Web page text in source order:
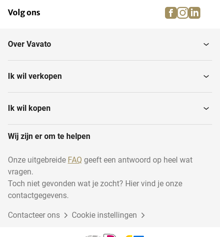
Koelvitrines IJsblokjesmachines
Overige ovens en
Magnetrons
Combisteamers
Heteluchtovens Conventionele ovens
Volg ons facebook
Over Vavato
Ik wil verkopen
Ik wil kopen
Wij zijn er om te helpen
Onze uitgebreide FAQ geeft een antwoord op heel wat
vragen.
Toch niet gevonden wat je zocht? Hier vind je onze
contactgegevens.
Contacteer ons Cookie instellingen